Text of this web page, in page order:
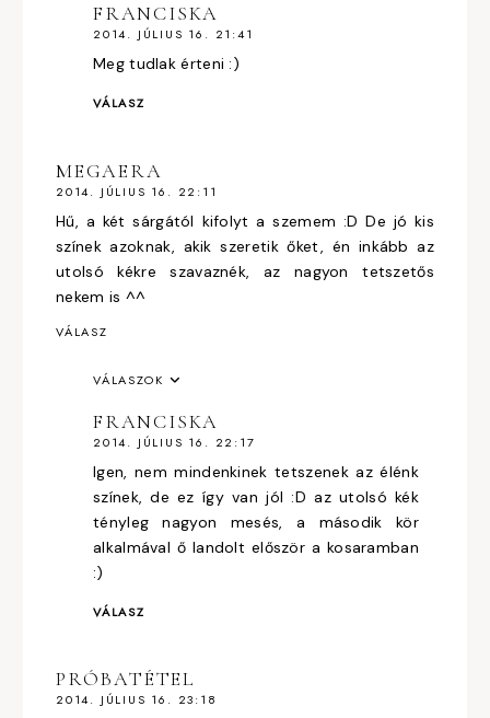
FRANCISKA
2014. JÚLIUS 16. 21:41
Meg tudlak érteni :)
VÁLASZ
MEGAERA
2014. JÚLIUS 16. 22:11
Hű, a két sárgától kifolyt a szemem :D De jó kis
színek azoknak, akik szeretik őket, én inkább az
utolsó kékre szavaznék, az nagyon tetszetős
nekem is ^^
VÁLASZ
VÁLASZOK
FRANCISKA
2014. JÚLIUS 16. 22:17
Igen, nem mindenkinek tetszenek az élénk
színek, de ez így van jól :D az utolsó kék
tényleg nagyon mesés, a második kör
alkalmával ő landolt először a kosaramban
:)
VÁLASZ
PRÓBATÉTEL
2014. JÚLIUS 16. 23:18